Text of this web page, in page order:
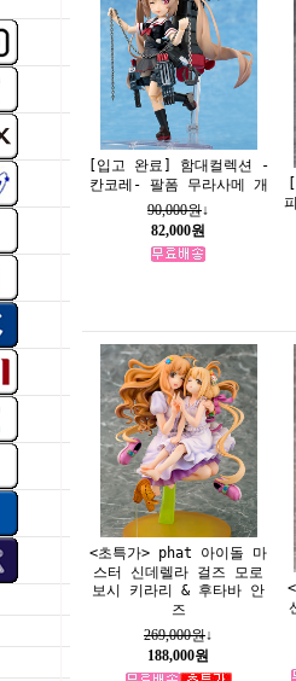
[입고 완료] 함대컬렉션 -
칸코레- 팔폼 무라사메 개
90,000원↓
82,000원
<초특가> phat 아이돌 마
스터 신데렐라 걸즈 모로
보시 키라리 & 후타바 안
즈
269,000원↓
188,000원